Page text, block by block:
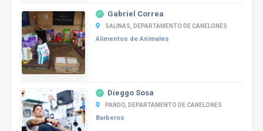
Gabriel Correa
SALINAS, DEPARTAMENTO DE CANELONES
Alimentos de Animales
Dieggo Sosa
PANDO, DEPARTAMENTO DE CANELONES
Barberos